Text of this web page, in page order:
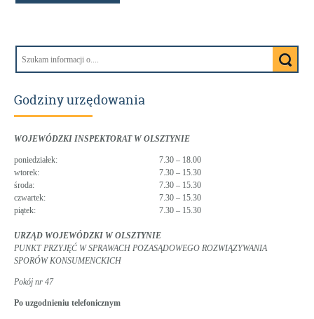
Godziny urzędowania
WOJEWÓDZKI INSPEKTORAT W OLSZTYNIE
poniedziałek:
7.30 – 18.00
wtorek:
7.30 – 15.30
środa:
7.30 – 15.30
czwartek:
7.30 – 15.30
piątek:
7.30 – 15.30
URZĄD WOJEWÓDZKI W OLSZTYNIE
PUNKT PRZYJĘĆ W SPRAWACH POZASĄDOWEGO ROZWIĄZYWANIA
SPORÓW KONSUMENCKICH
Pokój nr 47
Po uzgodnieniu telefonicznym